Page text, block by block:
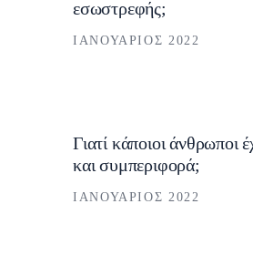
εσωστρεφής;
ΙΑΝΟΥΆΡΙΟΣ 2022
Γιατί κάποιοι άνθρωποι
και συμπεριφορά;
ΙΑΝΟΥΆΡΙΟΣ 2022